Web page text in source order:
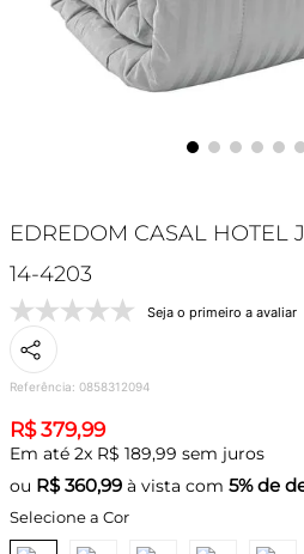
EDREDOM CASAL HOTEL
14-4203
Seja o primeiro a avaliar
Referência: 0858312094
R$ 379,99
Em até 2x R$ 189,99 sem juros
ou R$ 360,99 à vista com 5% de
Selecione a Cor